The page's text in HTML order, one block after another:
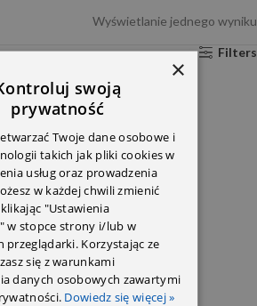
Wyświetlanie jednego wyniku
Filters
×
swoją
prywatność
Twoje dane osobowe i
takich jak pliki cookies w
usług oraz prowadzenia
w każdej chwili zmienić
"Ustawienia
w stopce strony i/lub w
przeglądarki. Korzystając ze
się z warunkami
danych osobowych zawartymi
Dowiedz się więcej »